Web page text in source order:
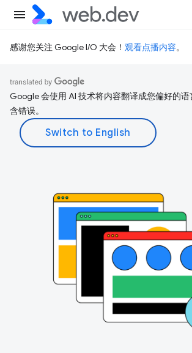
感谢您关注 Google I/O 大会！ 观看点播内容。
Google 会使用 AI 技术将内容翻译成您偏好的
含错误。